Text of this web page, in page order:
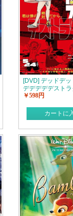
[DVD] デッドデ
デデデデデスト
章
￥598円
カートに